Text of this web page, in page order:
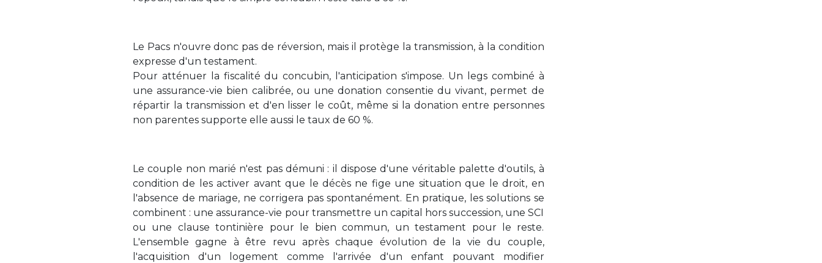
Le Pacs n'ouvre donc pas de réversion, mais il protège la transmission, à la condition
expresse d'un testament.
Pour atténuer la fiscalité du concubin, l'anticipation s'impose. Un legs combiné à
une assurance-vie bien calibrée, ou une donation consentie du vivant, permet de
répartir la transmission et d'en lisser le coût, même si la donation entre personnes
non parentes supporte elle aussi le taux de 60 %.
Le couple non marié n'est pas démuni : il dispose d'une véritable palette d'outils, à
condition de les activer avant que le décès ne fige une situation que le droit, en
l'absence de mariage, ne corrigera pas spontanément. En pratique, les solutions se
combinent : une assurance-vie pour transmettre un capital hors succession, une SCI
ou une clause tontinière pour le bien commun, un testament pour le reste.
L'ensemble gagne à être revu après chaque évolution de la vie du couple,
l'acquisition d'un logement comme l'arrivée d'un enfant pouvant modifier